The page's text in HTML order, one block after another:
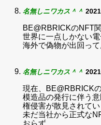
名無しニワカス＾＾
BE@RBRICKのNFT
世界に一点しかない
海外で偽物が出回って
名無しニワカス＾＾
現在、BE@RBRICK
模造品の発行に伴う
権侵害が散見されてい
未だ当社から正式な
おらず